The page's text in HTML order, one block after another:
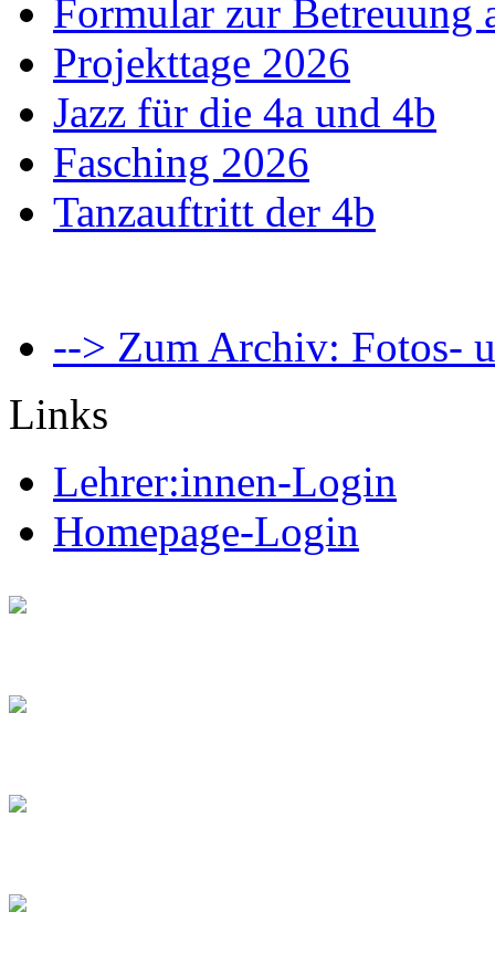
Formular zur Betreuung
Projekttage 2026
Jazz für die 4a und 4b
Fasching 2026
Tanzauftritt der 4b
--> Zum Archiv: Fotos-
Links
Lehrer:innen-Login
Homepage-Login